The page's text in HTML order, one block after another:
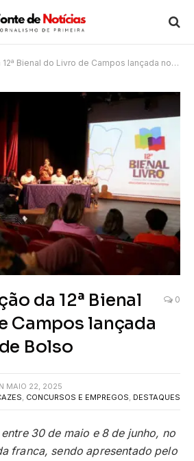
do Livro de Campos lançada no Teatro de Bolso
da 12ª Bienal
Campos lançada
Bolso
0
MAIO 22, 2025
CONCURSOS E EMPREGOS DESTAQUES
30 de maio e 8 de junho, no
franca, sendo apresentado pelo